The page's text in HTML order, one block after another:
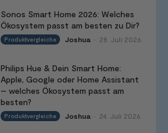
Sonos Smart Home 2026: Welches
Ökosystem passt am besten zu Dir?
Produktvergleiche Joshua 28. Juli 2026
Philips Hue & Dein Smart Home:
Apple, Google oder Home Assistant
– welches Ökosystem passt am
besten?
Produktvergleiche Joshua 24. Juli 2026